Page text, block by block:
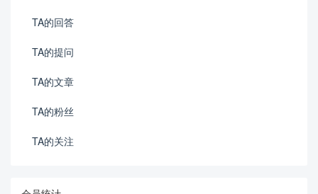
TA的回答
TA的提问
TA的文章
TA的粉丝
TA的关注